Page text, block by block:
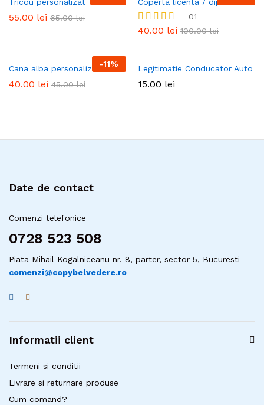
55.00 lei 65.00lei
Evaluat la
01
40.00 lei 100.00lei
-11%
Cana alba personalizabila
40.00 lei 45.00lei
Legitimatie Conducator Auto
15.00 lei
Date de contact
Comenzi telefonice
0728 523 508
Piata Mihail Kogalniceanu nr. 8, parter, sector 5, Bucuresti
comenzi@copybelvedere.ro
Informatii client
Termeni si conditii
Livrare si returnare produse
Cum comand?